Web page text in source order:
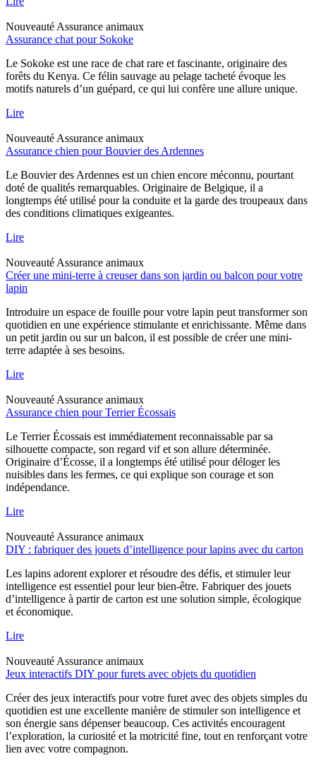
Nouveauté Assurance animaux
Assurance chat pour Sokoke
Le Sokoke est une race de chat rare et fascinante, originaire des
forêts du Kenya. Ce félin sauvage au pelage tacheté évoque les
motifs naturels d’un guépard, ce qui lui confère une allure unique.
Lire
Nouveauté Assurance animaux
Assurance chien pour Bouvier des Ardennes
Le Bouvier des Ardennes est un chien encore méconnu, pourtant
doté de qualités remarquables. Originaire de Belgique, il a
longtemps été utilisé pour la conduite et la garde des troupeaux dans
des conditions climatiques exigeantes.
Lire
Nouveauté Assurance animaux
Créer une mini-terre à creuser dans son jardin ou balcon pour votre
lapin
Introduire un espace de fouille pour votre lapin peut transformer son
quotidien en une expérience stimulante et enrichissante. Même dans
un petit jardin ou sur un balcon, il est possible de créer une mini-
terre adaptée à ses besoins.
Lire
Nouveauté Assurance animaux
Assurance chien pour Terrier Écossais
Le Terrier Écossais est immédiatement reconnaissable par sa
silhouette compacte, son regard vif et son allure déterminée.
Originaire d’Écosse, il a longtemps été utilisé pour déloger les
nuisibles dans les fermes, ce qui explique son courage et son
indépendance.
Lire
Nouveauté Assurance animaux
DIY : fabriquer des jouets d’intelligence pour lapins avec du carton
Les lapins adorent explorer et résoudre des défis, et stimuler leur
intelligence est essentiel pour leur bien-être. Fabriquer des jouets
d’intelligence à partir de carton est une solution simple, écologique
et économique.
Lire
Nouveauté Assurance animaux
Jeux interactifs DIY pour furets avec objets du quotidien
Créer des jeux interactifs pour votre furet avec des objets simples du
quotidien est une excellente manière de stimuler son intelligence et
son énergie sans dépenser beaucoup. Ces activités encouragent
l’exploration, la curiosité et la motricité fine, tout en renforçant votre
lien avec votre compagnon.